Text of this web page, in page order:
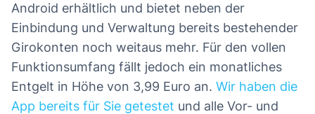
Android erhältlich und bietet neben der
Einbindung und Verwaltung bereits bestehender
Girokonten noch weitaus mehr. Für den vollen
Funktionsumfang fällt jedoch ein monatliches
Entgelt in Höhe von 3,99 Euro an. Wir haben die
App bereits für Sie getestet und alle Vor- und